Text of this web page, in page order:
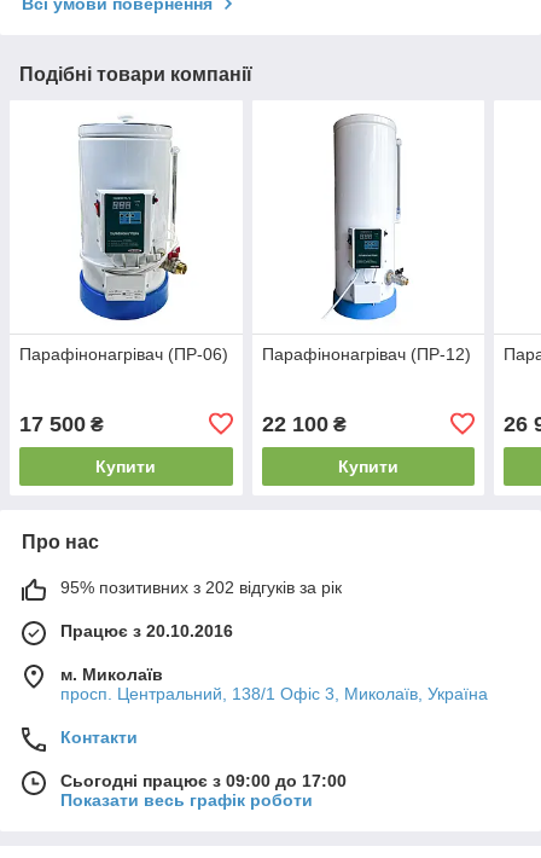
Всі умови повернення
Подібні товари компанії
Парафінонагрівач (ПР-06)
17 500 ₴
Купити
Парафінонагрівач (ПР-12)
22 100₴
Купити
26
Про нас
95% позитивних з 202 відгуків за рік
Працює з 20.10.2016
м. Миколаїв
просп. Центральний, 138/1 Офіс 3, Миколаїв, Україна
Контакти
Сьогодні працює з 09:00 до 17:00
Показати весь графік роботи